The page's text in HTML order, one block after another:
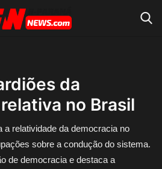
da
no Brasil
a relatividade da democracia no
sobre a condução do sistema.
de democracia e destaca a